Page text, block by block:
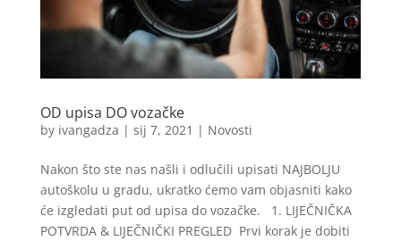
OD upisa DO vozačke
by ivangadza | sij 7, 2021 | Novosti
Nakon što ste nas našli i odlučili upisati NAJBOLJU
autoškolu u gradu, ukratko ćemo vam objasniti kako
će izgledati put od upisa do vozačke. 1. LIJEČNIČKA
POTVRDA & LIJEČNIČKI PREGLED Prvi korak je dobiti